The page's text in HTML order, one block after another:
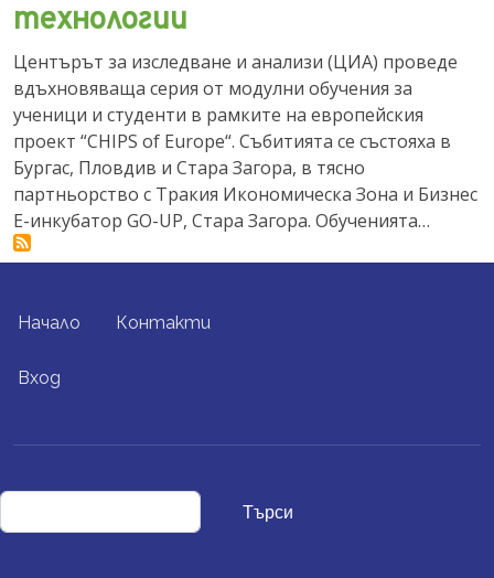
технологии
Центърът за изследване и анализи (ЦИА) проведе
вдъхновяваща серия от модулни обучения за
ученици и студенти в рамките на европейския
проект “CHIPS of Europe“. Събитията се състояха в
Бургас, Пловдив и Стара Загора, в тясно
партньорство с Тракия Икономическа Зона и Бизнес
Е-инкубатор GO-UP, Стара Загора. Обученията…
FOOTER MENU
Начало Контакти
USER ACCOUNT MENU
Вход
Търси